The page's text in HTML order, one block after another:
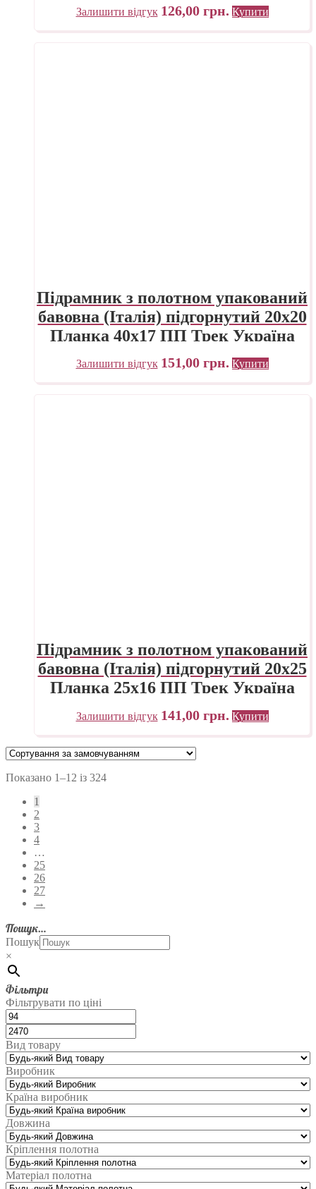
Залишити відгук 126,00 грн. Купити
Підрамник з полотном упакований
бавовна (Італія) підгорнутий 20х20
Планка 40х17 ПП Трек Україна
Залишити відгук 151,00 грн. Купити
Підрамник з полотном упакований
бавовна (Італія) підгорнутий 20х25
Планка 25х16 ПП Трек Україна
Залишити відгук 141,00 грн. Купити
Показано 1–12 із 324
1
2
3
4
…
25
26
27
→
Пошук…
Пошук
×
Фільтри
Фільтрувати по ціні
Вид товару
Виробник
Країна виробник
Довжина
Кріплення полотна
Матеріал полотна